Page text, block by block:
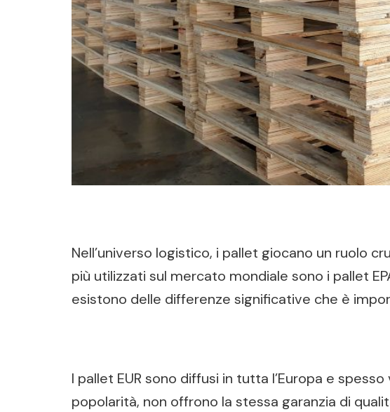
Nell’universo logistico, i pallet giocano un ruolo
più utilizzati sul mercato mondiale sono i pallet
esistono delle differenze significative che è
I pallet EUR sono diffusi in tutta l’Europa e
popolarità, non offrono la stessa garanzia di